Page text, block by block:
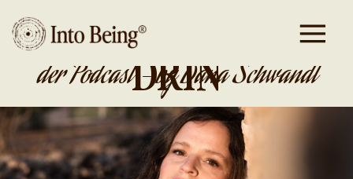
DA IST GOLD
DRIN
der Podcast - by Dana Schwandt